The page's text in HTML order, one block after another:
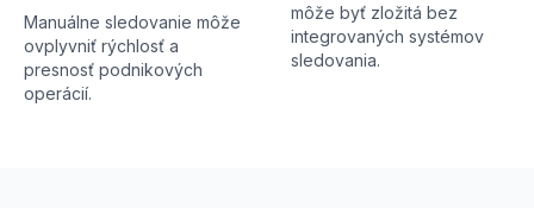
Manuálne sledovanie môže
ovplyvniť rýchlosť a
presnosť podnikových
operácií.
môže byť zložitá bez
integrovaných systémov
sledovania.